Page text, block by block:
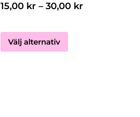
15,00 kr – 30,00 kr
Välj alternativ